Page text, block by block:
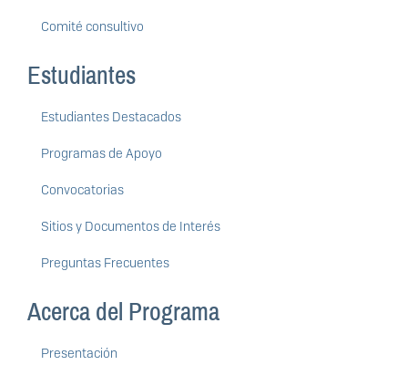
Comité consultivo
Estudiantes
Estudiantes Destacados
Programas de Apoyo
Convocatorias
Sitios y Documentos de Interés
Preguntas Frecuentes
Acerca del Programa
Presentación